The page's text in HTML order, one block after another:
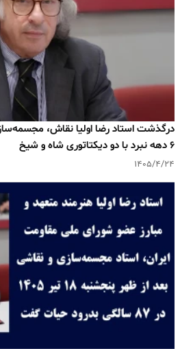
درگذشت استاد رضا اولیا نقاش،
۶ دهه نبرد با دو دیکتاتوری شاه و شیخ
۱۴۰۵/۴/۲۴